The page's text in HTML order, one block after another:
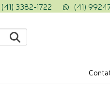
(41) 3382-1722 (41)